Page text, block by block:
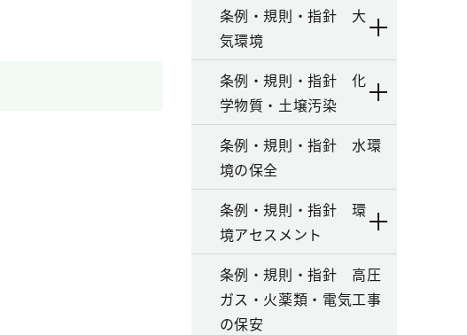
条例・規則・指針 大
気環境
条例・規則・指針 化
学物質・土壌汚染
条例・規則・指針 水環
境の保全
条例・規則・指針 環
境アセスメント
条例・規則・指針 高圧
ガス・火薬類・電気工事
の保安